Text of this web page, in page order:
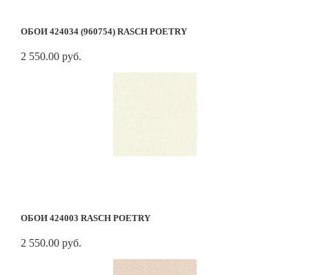
ОБОИ 424034 (960754) RASCH POETRY
2 550.00 руб.
ОБОИ 424003 RASCH POETRY
2 550.00 руб.